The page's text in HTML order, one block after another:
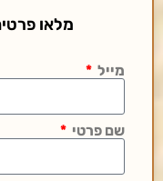
מלאו
מייל
שם פרטי